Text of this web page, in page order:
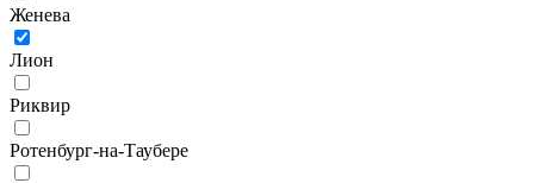
Женева
Лион
Риквир
Ротенбург-на-Таубере